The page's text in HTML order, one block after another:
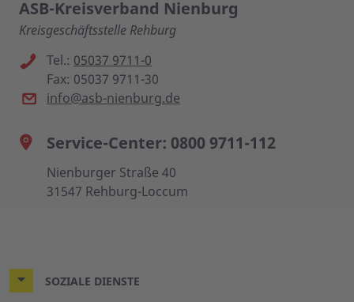
ASB-Kreisverband Nienburg
Kreisgeschäftsstelle Rehburg
Tel.: 05037 9711-0
Fax: 05037 9711-30
info@asb-nienburg.de
Service-Center: 0800 9711-112
Nienburger Straße 40
31547 Rehburg-Loccum
SOZIALE DIENSTE